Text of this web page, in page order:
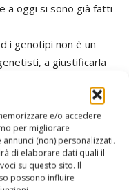
e/o accedere
per migliorare
(non) personalizzati.
di elaborare dati quali il
su questo sito. Il
possono influire
a oggi si sono già fatti
i genotipi non è un
a giustificarla
caratterizzazione –
tracciabilità dei
nella